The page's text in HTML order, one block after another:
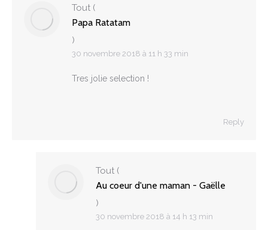
Tout (
Papa Ratatam
)
30 novembre 2018 à 11 h 33 min
Tres jolie selection !
Reply
Tout (
Au coeur d'une maman - Gaëlle
)
30 novembre 2018 à 14 h 13 min